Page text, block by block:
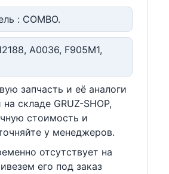
: COMBO.
A0036, F905M1,
запчасть и её аналоги
складе GRUZ-SHOP,
стоимость и
у менеджеров.
отсутствует на
его под заказ